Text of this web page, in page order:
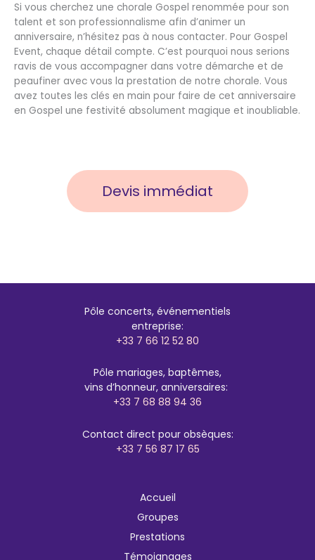
Si vous cherchez une chorale Gospel renommée pour son
talent et son professionnalisme afin d’animer un
anniversaire, n’hésitez pas à nous contacter. Pour Gospel
Event, chaque détail compte. C’est pourquoi nous serions
ravis de vous accompagner dans votre démarche et de
peaufiner avec vous la prestation de notre chorale. Vous
avez toutes les clés en main pour faire de cet anniversaire
en Gospel une festivité absolument magique et inoubliable.
Devis immédiat
Pôle concerts, événementiels
entreprise:
+33 7 66 12 52 80
Pôle mariages, baptêmes,
vins d’honneur, anniversaires:
+33 7 68 88 94 36
Contact direct pour obsèques:
+33 7 56 87 17 65
Accueil
Groupes
Prestations
Témoignages